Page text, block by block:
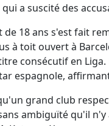
a suscité des
de 18 ans s'est fait
à toit ouvert à
consécutif en
espagnole,
grand club
ambiguïté qu'il